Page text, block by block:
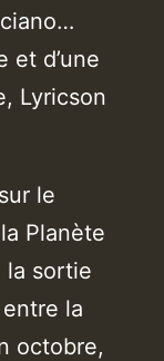
et d’une
Lyricson
le
Planète
la sortie
la
octobre,